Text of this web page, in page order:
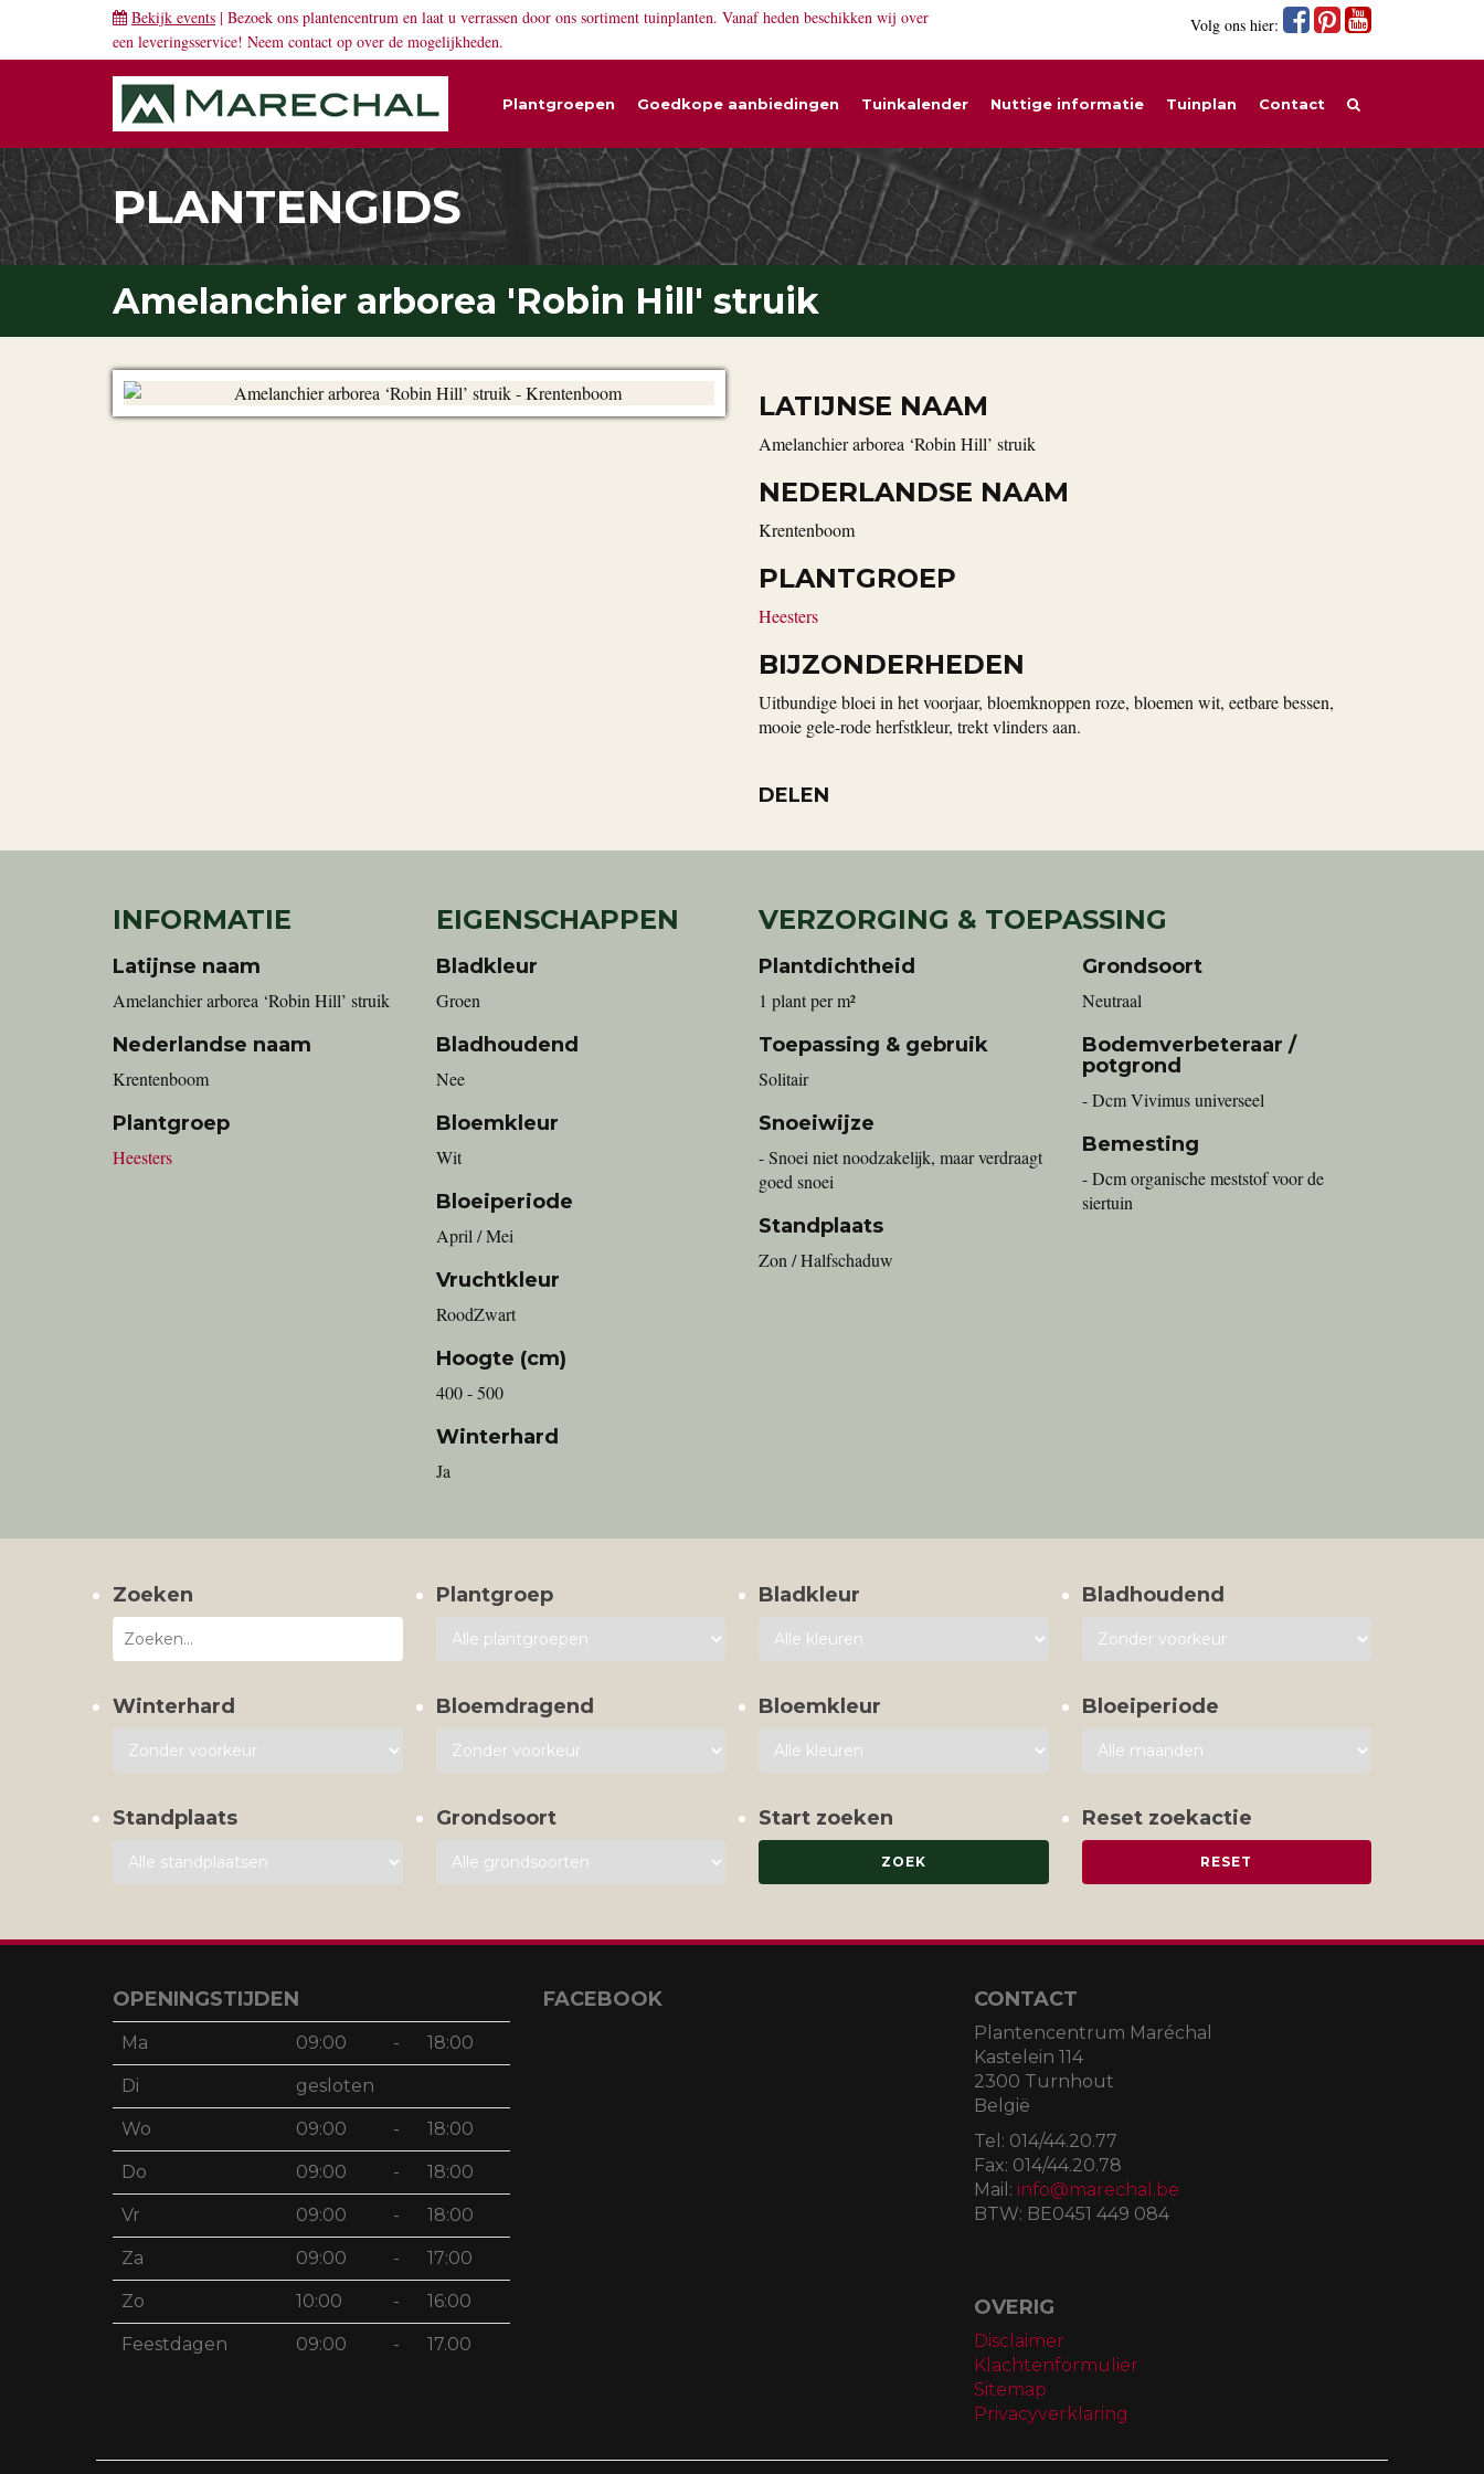
Bekijk events | Bezoek ons plantencentrum en laat u verrassen door ons sortiment tuinplanten. Vanaf heden beschikken wij over
een leveringsservice! Neem contact op over de mogelijkheden.
Volg ons hier:
Plantgroepen Goedkope aanbiedingen Tuinkalender Nuttige informatie Tuinplan Contact
PLANTENGIDS
Amelanchier arborea 'Robin Hill' struik
LATIJNSE NAAM
Amelanchier arborea ‘Robin Hill’ struik
NEDERLANDSE NAAM
Krentenboom
PLANTGROEP
Heesters
BIJZONDERHEDEN
Uitbundige bloei in het voorjaar, bloemknoppen roze, bloemen wit, eetbare bessen,
mooie gele-rode herfstkleur, trekt vlinders aan.
DELEN
INFORMATIE
Latijnse naam
Amelanchier arborea ‘Robin Hill’ struik
Nederlandse naam
Krentenboom
Plantgroep
Heesters
EIGENSCHAPPEN
Bladkleur
Groen
Bladhoudend
Nee
Bloemkleur
Wit
Bloeiperiode
April / Mei
Vruchtkleur
RoodZwart
Hoogte (cm)
400 - 500
Winterhard
Ja
VERZORGING & TOEPASSING
Plantdichtheid
1 plant per m²
Toepassing & gebruik
Solitair
Snoeiwijze
- Snoei niet noodzakelijk, maar verdraagt
goed snoei
Standplaats
Zon / Halfschaduw
Grondsoort
Neutraal
Bodemverbeteraar /
potgrond
- Dcm Vivimus universeel
Bemesting
- Dcm organische meststof voor de
siertuin
Zoeken Plantgroep Bladkleur Bladhoudend
Winterhard Bloemdragend Bloemkleur Bloeiperiode
Standplaats Grondsoort Start zoeken Reset zoekactie
OPENINGSTIJDEN
Ma 09:00 - 18:00
Di gesloten
Wo 09:00 - 18:00
Do 09:00 - 18:00
Vr 09:00 - 18:00
Za 09:00 - 17:00
Zo 10:00 - 16:00
Feestdagen 09:00 - 17.00
FACEBOOK CONTACT
Plantencentrum Maréchal
Kastelein 114
2300 Turnhout
België
Tel: 014/44.20.77
Fax: 014/44.20.78
Mail: info@marechal.be
BTW: BE0451 449 084
OVERIG
Disclaimer
Klachtenformulier
Sitemap
Privacyverklaring